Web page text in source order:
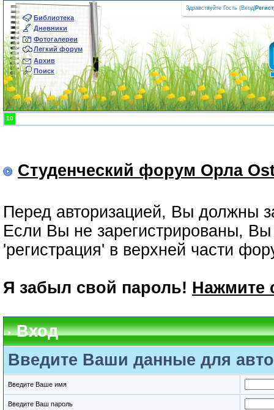
Библиотека
Дневники
Фотогалереи
Легкий форум
Архив
Поиск
Здравствуйте Гость (Вход
10
Студенческий форум Орла
Перед авторизацией, Вы должны
Если Вы не зарегистрированы,
'регистрация' в верхней части
Я забыл свой пароль! Нажмите
Вход
Введите Ваши данные для
Введите Ваше имя
Введите Ваш пароль